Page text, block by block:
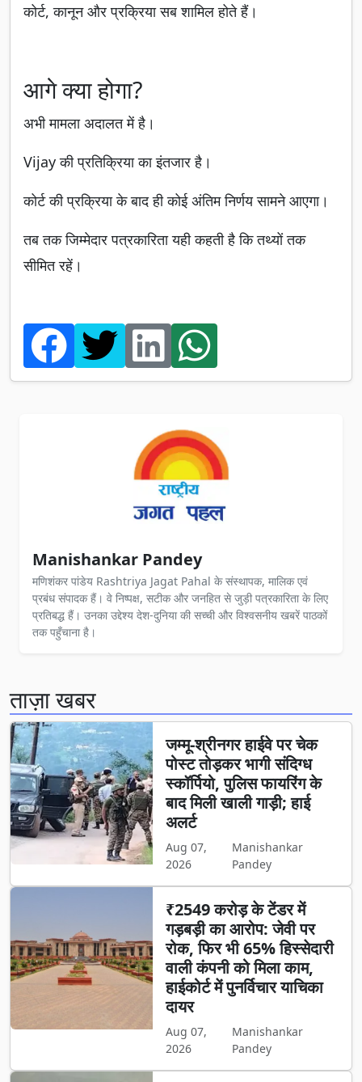
कोर्ट, कानून और प्रक्रिया सब शामिल होते हैं।
आगे क्या होगा?
अभी मामला अदालत में है।
Vijay की प्रतिक्रिया का इंतजार है।
कोर्ट की प्रक्रिया के बाद ही कोई अंतिम निर्णय सामने आएगा।
तब तक जिम्मेदार पत्रकारिता यही कहती है कि तथ्यों तक
सीमित रहें।
Manishankar Pandey
मणिशंकर पांडेय Rashtriya Jagat Pahal के संस्थापक, मालिक एवं
प्रबंध संपादक हैं। वे निष्पक्ष, सटीक और जनहित से जुड़ी पत्रकारिता के लिए
प्रतिबद्ध हैं। उनका उद्देश्य देश-दुनिया की सच्ची और विश्वसनीय खबरें पाठकों
तक पहुँचाना है।
ताज़ा खबर
जम्मू-श्रीनगर हाईवे पर चेक
पोस्ट तोड़कर भागी संदिग्ध
स्कॉर्पियो, पुलिस फायरिंग के
बाद मिली खाली गाड़ी; हाई
अलर्ट
Aug 07,
2026
Manishankar
Pandey
₹2549 करोड़ के टेंडर में
गड़बड़ी का आरोप: जेवी पर
रोक, फिर भी 65% हिस्सेदारी
वाली कंपनी को मिला काम,
हाईकोर्ट में पुनर्विचार याचिका
दायर
Aug 07,
2026
Manishankar
Pandey